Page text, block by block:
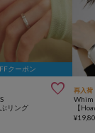
クーポン

リング
再入荷
Whim
¥